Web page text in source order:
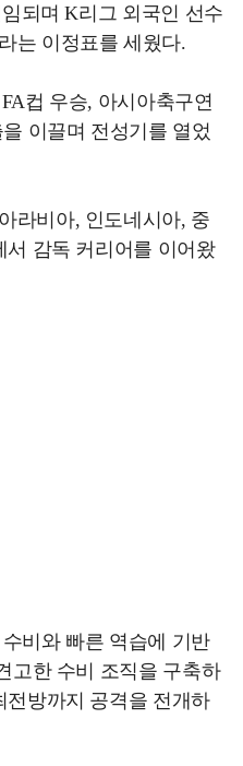
되며 K리그 외국인 선수
는 이정표를 세웠다.
컵 우승, 아시아축구연
이끌며 전성기를 열었
라비아, 인도네시아, 중
서 감독 커리어를 이어왔
비와 빠른 역습에 기반
고한 수비 조직을 구축하
전방까지 공격을 전개하